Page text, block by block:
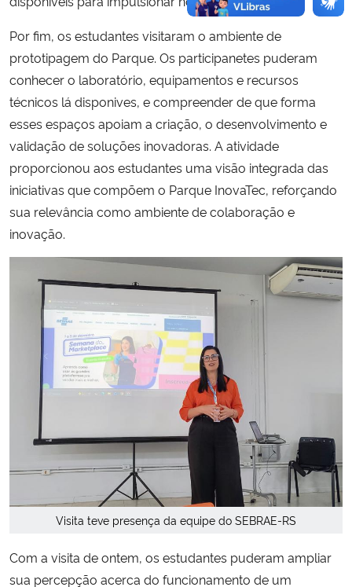
Por fim, os estudantes visitaram o ambiente de
prototipagem do Parque. Os participanetes puderam
conhecer o laboratório, equipamentos e recursos
técnicos lá disponives, e compreender de que forma
esses espaços apoiam a criação, o desenvolvimento e
validação de soluções inovadoras. A atividade
proporcionou aos estudantes uma visão integrada das
iniciativas que compõem o Parque InovaTec, reforçando
sua relevância como ambiente de colaboração e
inovação.
Visita teve presença da equipe do SEBRAE-RS
Com a visita de ontem, os estudantes puderam ampliar
sua percepção acerca do funcionamento de um